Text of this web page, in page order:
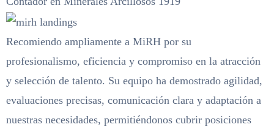
Recomiendo ampliamente a MiRH por su
profesionalismo, eficiencia y compromiso en la atracción
y selección de talento. Su equipo ha demostrado agilidad,
evaluaciones precisas, comunicación clara y adaptación a
nuestras necesidades, permitiéndonos cubrir posiciones